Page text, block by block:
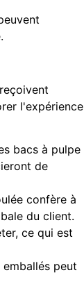
l'expérience
bacs à pulpe
de
confère à
du client.
ce qui est
peut